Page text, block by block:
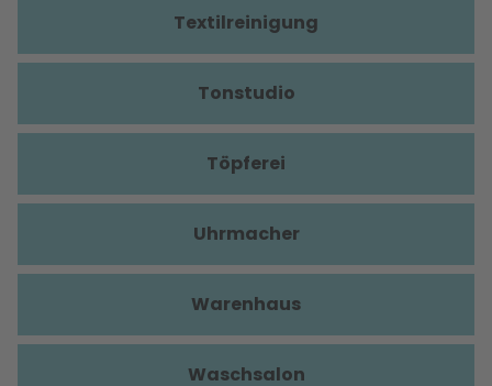
Textilreinigung
Tonstudio
Töpferei
Uhrmacher
Warenhaus
Waschsalon